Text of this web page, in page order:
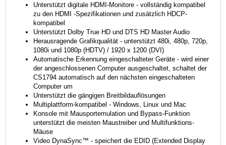
Unterstützt digitale HDMI-Monitore - vollständig kompatibel
zu den HDMI -Spezifikationen und zusätzlich HDCP-
kompatibel
Unterstützt Dolby True HD und DTS HD Master Audio
Herausragende Grafikqualität - unterstützt 480i, 480p, 720p,
1080i und 1080p (HDTV) / 1920 x 1200 (DVI)
Automatische Erkennung eingeschalteter Geräte - wird einer
der angeschlossenen Computer ausgeschaltet, schaltet der
CS1794 automatisch auf den nächsten eingeschalteten
Computer um
Unterstützt die gängigen Breitbildauflösungen
Multiplattform-kompatibel - Windows, Linux und Mac
Konsole mit Mausportemulation und Bypass-Funktion
unterstützt die meisten Maustreiber und Multifunktions-
Mäuse
Video DynaSync™ - speichert die EDID (Extended Display